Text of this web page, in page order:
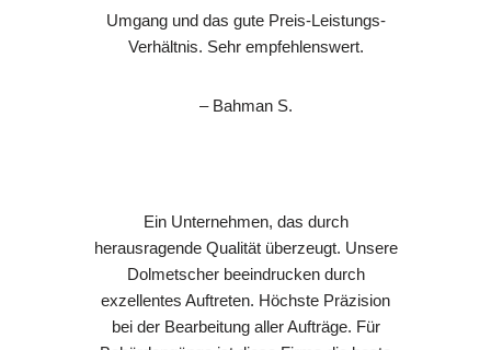
Umgang und das gute Preis-Leistungs-
Verhältnis. Sehr empfehlenswert.
– Bahman S.
Ein Unternehmen, das durch
herausragende Qualität überzeugt. Unsere
Dolmetscher beeindrucken durch
exzellentes Auftreten. Höchste Präzision
bei der Bearbeitung aller Aufträge. Für